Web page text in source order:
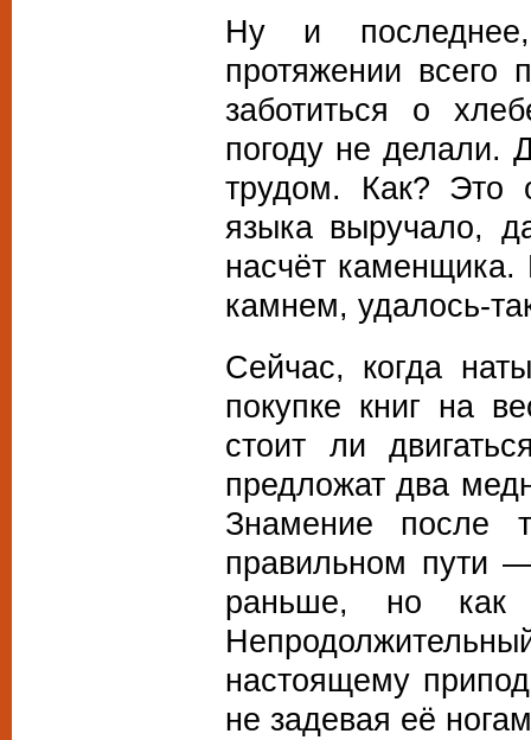
Ну и
протяжении всего
заботиться о
погоду не делали.
трудом. Как? Это
языка выручало,
насчёт каменщика.
камнем, удалось-
Сейчас, когда
покупке книг на
стоит ли
предложат два
Знамение после
правильном пути
раньше, но
настоящему
не задевая её